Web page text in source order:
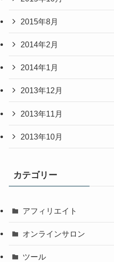
2015年8月
2014年2月
2014年1月
2013年12月
2013年11月
2013年10月
カテゴリー
アフィリエイト
オンラインサロン
ツール